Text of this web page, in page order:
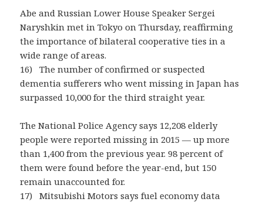
Abe and Russian Lower House Speaker Sergei
Naryshkin met in Tokyo on Thursday, reaffirming
the importance of bilateral cooperative ties in a
wide range of areas.
16) The number of confirmed or suspected
dementia sufferers who went missing in Japan has
surpassed 10,000 for the third straight year.
The National Police Agency says 12,208 elderly
people were reported missing in 2015 — up more
than 1,400 from the previous year. 98 percent of
them were found before the year-end, but 150
remain unaccounted for.
17) Mitsubishi Motors says fuel economy data